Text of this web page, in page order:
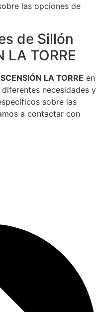
las opciones de
de Sillón
LA TORRE
LA TORRE en
necesidades y
sobre las
a contactar con